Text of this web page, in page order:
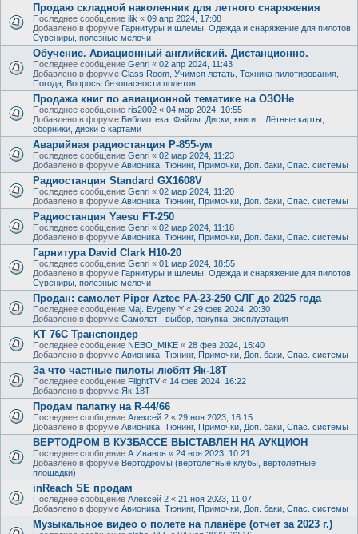
Продаю складной наколенник для летного снаряжения
Последнее сообщение ilik « 09 апр 2024, 17:08
Добавлено в форуме Гарнитуры и шлемы, Одежда и снаряжение для пилотов,
Сувениры, полезные мелочи
Обучение. Авиационный английский. Дистанционно.
Последнее сообщение Genri « 02 апр 2024, 11:43
Добавлено в форуме Class Room, Учимся летать, Техника пилотирования,
Погода, Вопросы безопасности полетов
Продажа книг по авиационной тематике на ОЗОНе
Последнее сообщение ris2002 « 04 мар 2024, 10:55
Добавлено в форуме Библиотека. Файлы. Диски, книги... Лётные карты,
сборники, диски с картами
Аварийная радиостанция Р-855-ум
Последнее сообщение Genri « 02 мар 2024, 11:23
Добавлено в форуме Авионика, Тюнинг, Примочки, Доп. баки, Спас. системы
Радиостанция Standard GX1608V
Последнее сообщение Genri « 02 мар 2024, 11:20
Добавлено в форуме Авионика, Тюнинг, Примочки, Доп. баки, Спас. системы
Радиостанция Yaesu FT-250
Последнее сообщение Genri « 02 мар 2024, 11:18
Добавлено в форуме Авионика, Тюнинг, Примочки, Доп. баки, Спас. системы
Гарнитура David Clark H10-20
Последнее сообщение Genri « 01 мар 2024, 18:55
Добавлено в форуме Гарнитуры и шлемы, Одежда и снаряжение для пилотов,
Сувениры, полезные мелочи
Продан: самолет Piper Aztec PA-23-250 СЛГ до 2025 года
Последнее сообщение Maj. Evgeny Y « 29 фев 2024, 20:30
Добавлено в форуме Самолет - выбор, покупка, эксплуатация
KT 76C Транспондер
Последнее сообщение NEBO_MIKE « 28 фев 2024, 15:40
Добавлено в форуме Авионика, Тюнинг, Примочки, Доп. баки, Спас. системы
За что частные пилоты любят Як-18Т
Последнее сообщение FlightTV « 14 фев 2024, 16:22
Добавлено в форуме Як-18Т
Продам палатку на R-44/66
Последнее сообщение Алексей 2 « 29 ноя 2023, 16:15
Добавлено в форуме Авионика, Тюнинг, Примочки, Доп. баки, Спас. системы
ВЕРТОДРОМ В КУЗБАССЕ ВЫСТАВЛЕН НА АУКЦИОН
Последнее сообщение А.Иванов « 24 ноя 2023, 10:21
Добавлено в форуме Вертодромы (вертолетные клубы, вертолетные
площадки)
inReach SE продам
Последнее сообщение Алексей 2 « 21 ноя 2023, 11:07
Добавлено в форуме Авионика, Тюнинг, Примочки, Доп. баки, Спас. системы
Музыкальное видео о полете на планёре (отчет за 2023 г.)